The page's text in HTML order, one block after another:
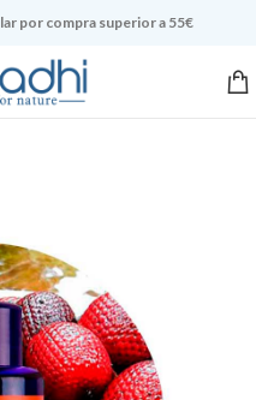
por compra superior a 55€